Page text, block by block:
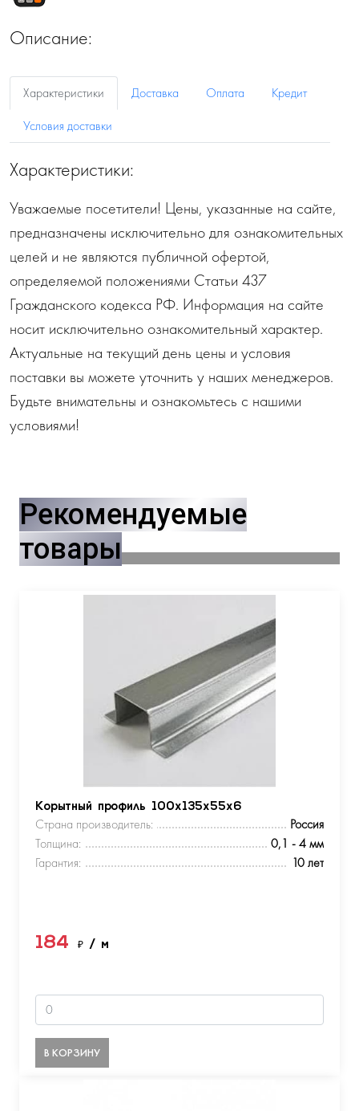
Описание:
Характеристики Доставка Оплата
Кредит
Условия доставки
Характеристики:
Уважаемые посетители! Цены, указанные на сайте,
предназначены исключительно для ознакомительных
целей и не являются публичной офертой,
определяемой положениями Статьи 437
Гражданского кодекса РФ. Информация на сайте
носит исключительно ознакомительный характер.
Актуальные на текущий день цены и условия
поставки вы можете уточнить у наших менеджеров.
Будьте внимательны и ознакомьтесь с нашими
условиями!
Рекомендуемые
товары
Корытный профиль 100х135х55х6
Страна производитель:
Россия
Толщина:
0,1 - 4 мм
Гарантия:
10 лет
184 ₽ / м
В КОРЗИНУ